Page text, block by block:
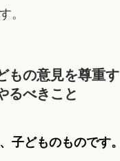
。
もの意見を尊重
るべきこと
子どものものです。